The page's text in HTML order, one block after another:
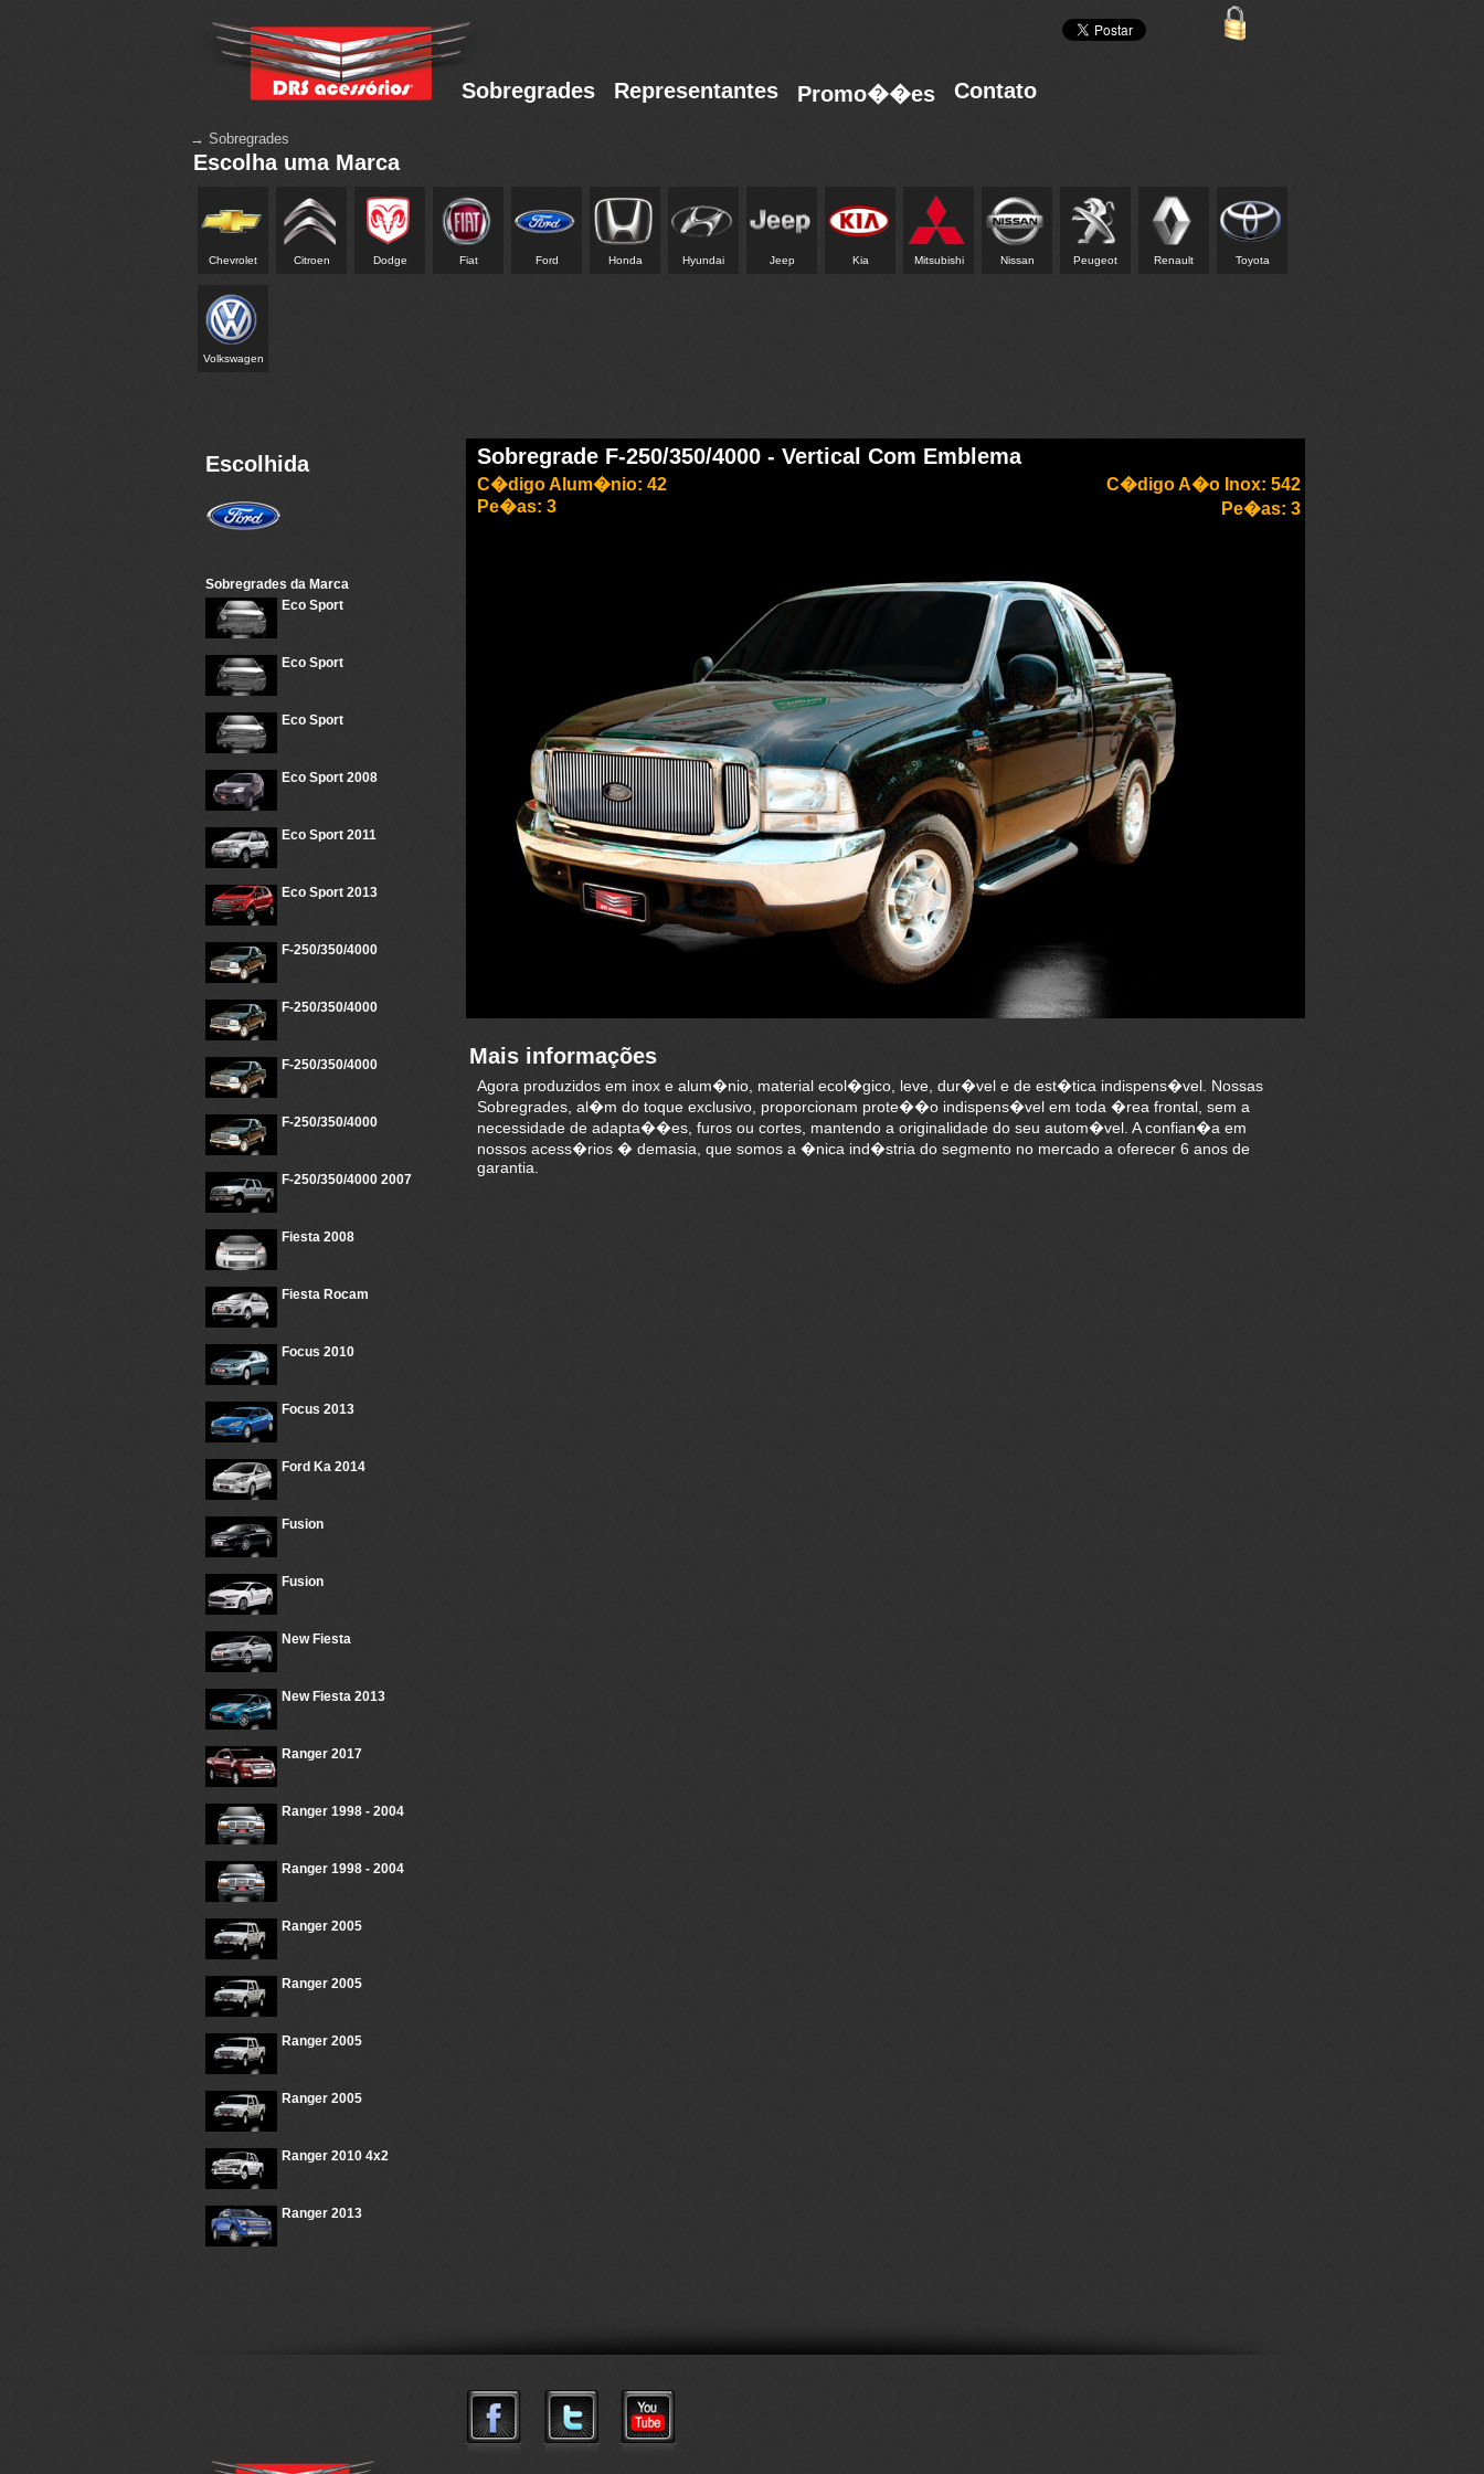
Sobregrades Representantes Promo��es Contato
→ Sobregrades
Escolha uma Marca
Chevrolet Citroen Dodge Fiat Ford Honda Hyundai Jeep Kia Mitsubishi Nissan Peugeot Renault Toyota
Volkswagen
Escolhida
Sobregrades da Marca
Eco Sport
Eco Sport
Eco Sport
Eco Sport 2008
Eco Sport 2011
Eco Sport 2013
F-250/350/4000
F-250/350/4000
F-250/350/4000
F-250/350/4000
F-250/350/4000 2007
Fiesta 2008
Fiesta Rocam
Focus 2010
Focus 2013
Ford Ka 2014
Fusion
Fusion
New Fiesta
New Fiesta 2013
Ranger 2017
Ranger 1998 - 2004
Ranger 1998 - 2004
Ranger 2005
Ranger 2005
Ranger 2005
Ranger 2005
Ranger 2010 4x2
Ranger 2013
Sobregrade F-250/350/4000 - Vertical Com Emblema
C�digo Alum�nio: 42
Pe�as: 3
C�digo A�o Inox: 542
Pe�as: 3
Mais informações
Agora produzidos em inox e alum�nio, material ecol�gico, leve, dur�vel e de est�tica indispens�vel. Nossas
Sobregrades, al�m do toque exclusivo, proporcionam prote��o indispens�vel em toda �rea frontal, sem a
necessidade de adapta��es, furos ou cortes, mantendo a originalidade do seu autom�vel. A confian�a em
nossos acess�rios � demasia, que somos a �nica ind�stria do segmento no mercado a oferecer 6 anos de
garantia.